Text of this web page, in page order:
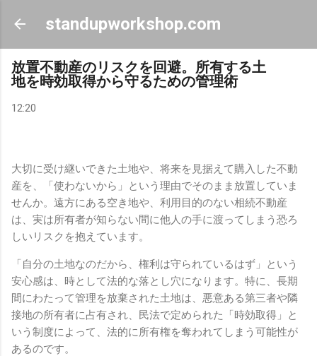
スキップしてメイン コンテンツに移動
standupworkshop.com
放置不動産のリスクを回避。所有する土
地を時効取得から守るための管理術
12:20
大切に受け継いできた土地や、将来を見据えて購入した不動
産を、「使わないから」という理由でそのまま放置していま
せんか。遠方にある空き地や、利用目的のない相続不動産
は、実は所有者が知らない間に他人の手に渡ってしまう恐ろ
しいリスクを抱えています。
「自分の土地なのだから、権利は守られているはず」という
安心感は、時として法的な落とし穴になります。特に、長期
間にわたって管理を放棄された土地は、悪意ある第三者や隣
接地の所有者に占有され、民法で定められた「時効取得」と
いう制度によって、法的に所有権を奪われてしまう可能性が
あるのです。